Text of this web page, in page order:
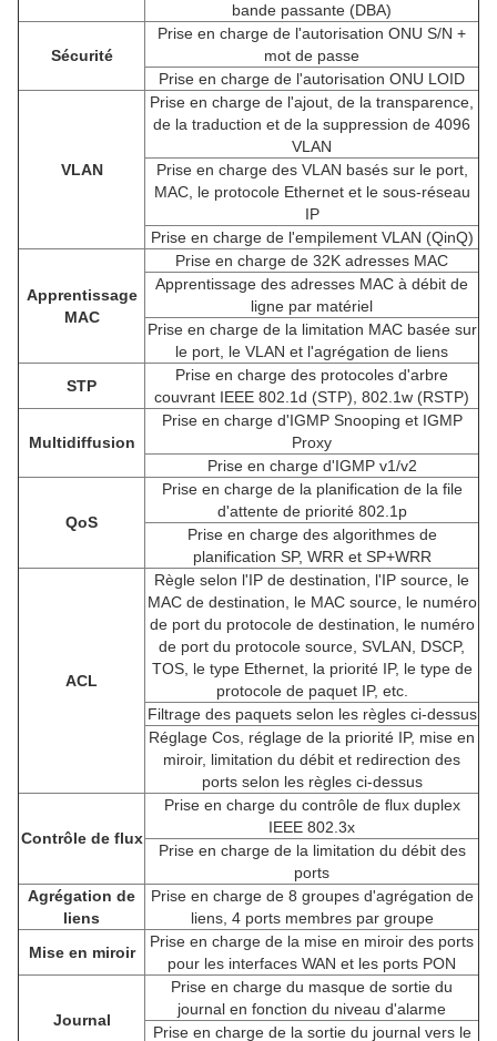
bande passante (DBA)
Sécurité
Prise en charge de l'autorisation ONU S/N +
mot de passe
Prise en charge de l'autorisation ONU LOID
VLAN
Prise en charge de l'ajout, de la transparence,
de la traduction et de la suppression de 4096
VLAN
Prise en charge des VLAN basés sur le port,
MAC, le protocole Ethernet et le sous-réseau
IP
Prise en charge de l'empilement VLAN (QinQ)
Apprentissage
MAC
Prise en charge de 32K adresses MAC
Apprentissage des adresses MAC à débit de
ligne par matériel
Prise en charge de la limitation MAC basée sur
le port, le VLAN et l'agrégation de liens
STP
Prise en charge des protocoles d'arbre
couvrant IEEE 802.1d (STP), 802.1w (RSTP)
Multidiffusion
Prise en charge d'IGMP Snooping et IGMP
Proxy
Prise en charge d'IGMP v1/v2
QoS
Prise en charge de la planification de la file
d'attente de priorité 802.1p
Prise en charge des algorithmes de
planification SP, WRR et SP+WRR
ACL
Règle selon l'IP de destination, l'IP source, le
MAC de destination, le MAC source, le numéro
de port du protocole de destination, le numéro
de port du protocole source, SVLAN, DSCP,
TOS, le type Ethernet, la priorité IP, le type de
protocole de paquet IP, etc.
Filtrage des paquets selon les règles ci-dessus
Réglage Cos, réglage de la priorité IP, mise en
miroir, limitation du débit et redirection des
ports selon les règles ci-dessus
Contrôle de flux
Prise en charge du contrôle de flux duplex
IEEE 802.3x
Prise en charge de la limitation du débit des
ports
Agrégation de
liens
Prise en charge de 8 groupes d'agrégation de
liens, 4 ports membres par groupe
Mise en miroir
Prise en charge de la mise en miroir des ports
pour les interfaces WAN et les ports PON
Journal
Prise en charge du masque de sortie du
journal en fonction du niveau d'alarme
Prise en charge de la sortie du journal vers le